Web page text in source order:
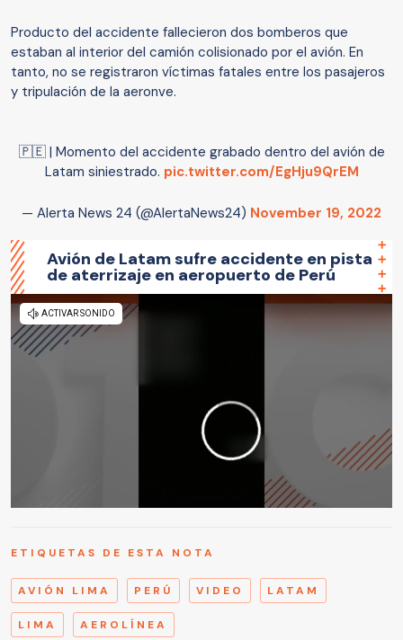
Producto del accidente fallecieron dos bomberos que
estaban al interior del camión colisionado por el avión. En
tanto, no se registraron víctimas fatales entre los pasajeros
y tripulación de la aeronve.
🇵🇪 | Momento del accidente grabado dentro del avión de
Latam siniestrado. pic.twitter.com/EgHju9QrEM
— Alerta News 24 (@AlertaNews24) November 19, 2022
Avión de Latam sufre accidente en pista
de aterrizaje en aeropuerto de Perú
ETIQUETAS DE ESTA NOTA
AVIÓN LIMA PERÚ VIDEO LATAM
LIMA AEROLÍNEA